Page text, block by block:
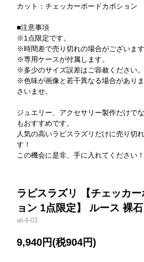
カット：チェッカーボードカボション
■注意事項
※1点限定です。
※時間差で売り切れの場合がございます
※専用ケースが付属します。
※多少のサイズ誤差はご容赦ください。
※色味が画像と若干異なる場合があり
さいませ。
ジュエリー、アクセサリー製作だけで
もおすすめです。
人気の高いラピスラズリだけに売り切
す！
この機会に是非、手に入れてください！
ラピスラズリ 【チェッカ
ョン 1点限定】 ルース 裸石
ali-ll-03
9,940円(税904円)